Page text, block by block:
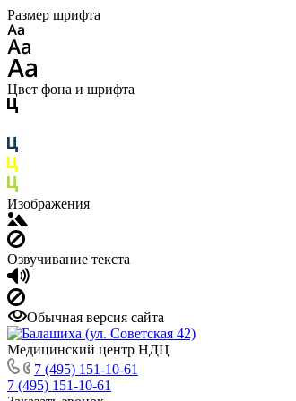
Размер шрифта
Цвет фона и шрифта
Изображения
Озвучивание текста
Обычная версия сайта
Медицинский центр НДЦ
7 (495) 151-10-61
7 (495) 151-10-61